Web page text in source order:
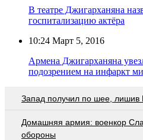
В театре Джигарханяна
госпитализацию актёра
10:24 Март 5, 2016
Армена Джигарханяна
подозрением на инфаркт
Запад получил по шее, лишив
Домашняя армия: военкор
обороны